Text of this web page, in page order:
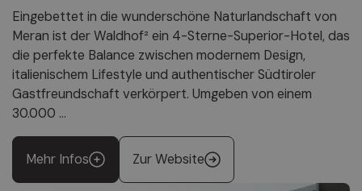
Eingebettet in die wunderschöne Naturlandschaft von
Meran ist der Waldhof² ein 4-Sterne-Superior-Hotel, das
die perfekte Balance zwischen modernem Design,
italienischem Lifestyle und authentischer Südtiroler
Gastfreundschaft verkörpert. Umgeben von einem
30.000 ...
Mehr Infos Zur Website